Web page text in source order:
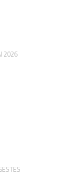
2026